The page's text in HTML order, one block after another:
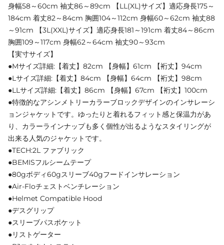
身幅58～60cm 袖丈86～89cm 【LL(XL)サイズ】適応身長175～
184cm 着丈82～84cm 胸囲104～112cm 身幅60～62cm 袖丈88
～91cm 【3L(XXL)サイズ】適応身長181～191cm 着丈84～86cm
胸囲109～117cm 身幅62～64cm 袖丈90～93cm
【実寸サイズ】
●Mサイズ詳細:【着丈】82cm 【身幅】61cm 【裄丈】94cm
●Lサイズ詳細:【着丈】84cm 【身幅】64cm 【裄丈】98cm
●LLサイズ詳細:【着丈】86cm 【身幅】67cm 【裄丈】100cm
●特徴的なアシンメトリーカラーブロックデザインのインサレーシ
ョンジャケットです。ゆったりと着れるフィット感と保温力があ
り、カラーラインナップも多く個性が出るようなスタイリングが
出来る人気のジャケットです。
●TECH:2L ファブリック
●BEMISフルシームテープ
●80gボディ60gスリーブ40gフードインサレーション
●Air-Floチェストベンチレーション
●Helmet Compatible Hood
●デスグリップ
●スリーブパスポケット
●リストゲーター